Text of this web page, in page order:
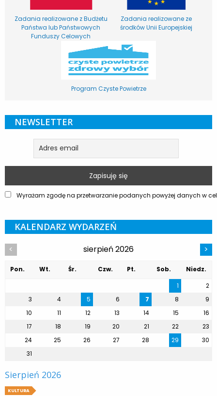
Zadania realizowane z Budżetu
Państwa lub Państwowych
Funduszy Celowych
Zadania realizowane ze
środków Unii Europejskiej
Program Czyste Powietrze
NEWSLETTER
Wyrażam zgodę na przetwarzanie podanych powyżej danych w
KALENDARZ WYDARZEŃ
< sierpień 2026 >
Pon. Wt. Śr. Czw. Pt. Sob.
Niedz.
1
2
3
4 5 6 7 8
9
10
11 12 13 14 15
16
17
18 19 20 21 22
23
24
25 26 27 28 29
30
31
Sierpień 2026
KULTURA